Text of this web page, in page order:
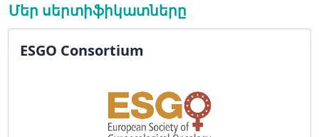
Մեր սերտիֆիկատները
ESGO Consortium